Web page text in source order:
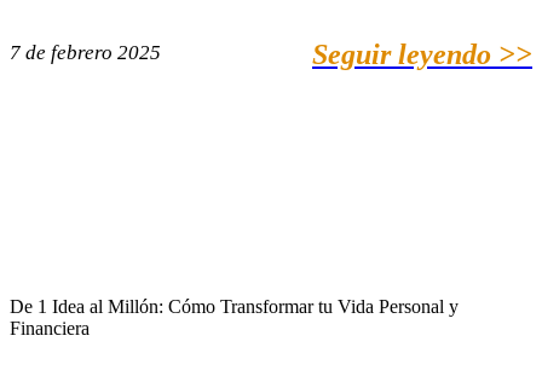
7 de febrero 2025 Seguir leyendo >>
De 1 Idea al Millón: Cómo Transformar tu Vida Personal y
Financiera